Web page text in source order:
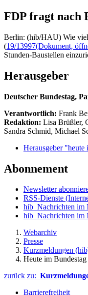
FDP fragt nach
Berlin: (hib/HAU) Wie
(19/13997(Dokument,
Stunden-Baustellen
Herausgeber
Deutscher Bundestag,
Verantwortlich: Frank
Redaktion: Lisa Brüßler,
Sandra Schmid, Michael
Herausgeber
Abonnement
Newsletter
RSS-Dienste
hib_Nachrichten
hib_Nachrichten im
Webarchiv
Presse
Kurzmeldungen
Heute im
zurück zu:
Barrierefreiheit